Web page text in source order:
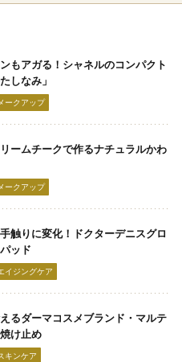
もアガる！シャネルのコンパクト
しなみ」
ークアップ
ームチークで作るナチュラルかわ
ークアップ
触りに変化！ドクターデニスグロ
ッド
イジングケア
るダーマコスメブランド・マルテ
け止め
キンケア